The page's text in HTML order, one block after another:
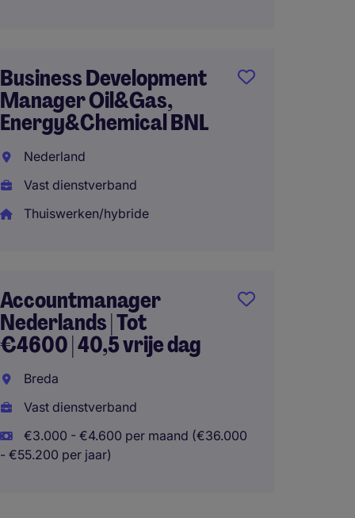
Business Development
Manager Oil&Gas,
Energy&Chemical BNL
Nederland
Vast dienstverband
Thuiswerken/hybride
Accountmanager
Nederlands | Tot
€4600 | 40,5 vrije dag
Breda
Vast dienstverband
€3.000 - €4.600 per maand (€36.000
- €55.200 per jaar)